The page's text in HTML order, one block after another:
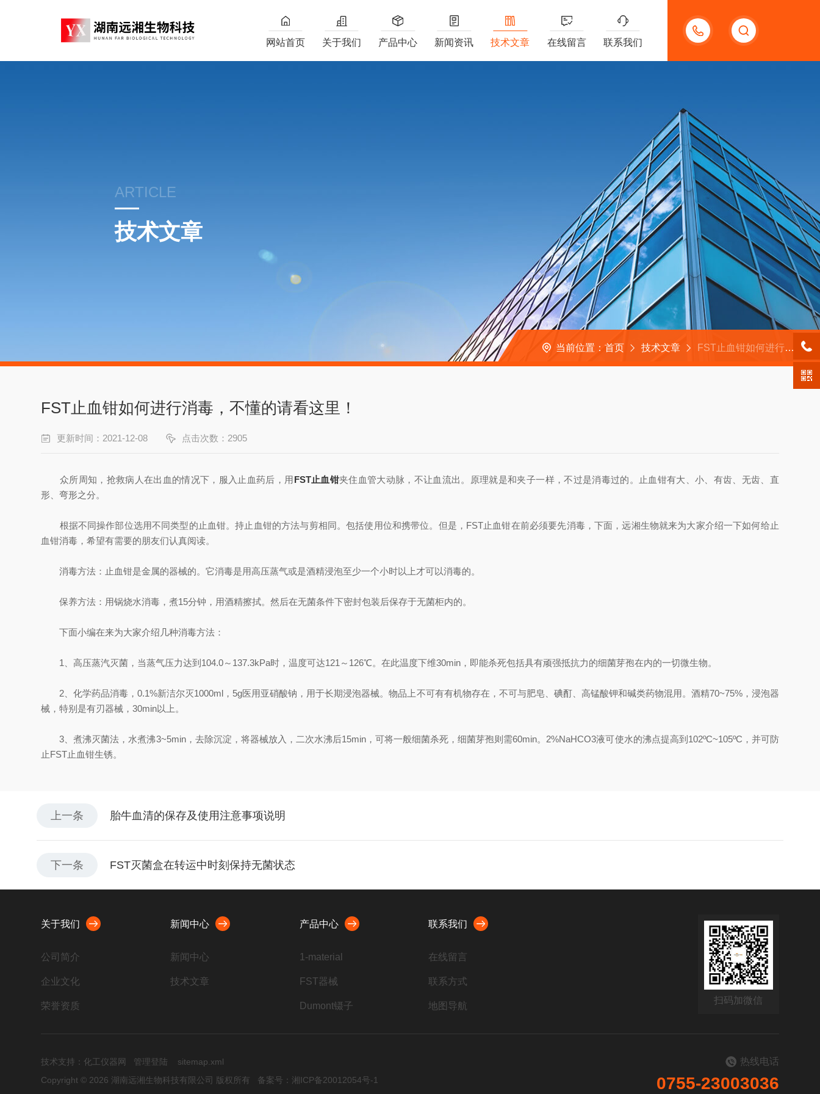
18123966210
网站首页 关于我们 产品中心 新闻资讯 技术文章 在线留言 联系我们
ARTICLE
技术文章
当前位置： 首页 技术文章 FST止血钳如何进行消毒，不懂的请看这里！
FST止血钳如何进行消毒，不懂的请看这里！
更新时间：2021-12-08 点击次数：2905
众所周知，抢救病人在出血的情况下，服入止血药后，用 FST止血钳夹住血管大动脉，不让血流出。原理就是和夹子一样，不过是消毒过的。止血钳有大、小、有齿、无齿、直
形、弯形之分。
根据不同操作部位选用不同类型的止血钳。持止血钳的方法与剪相同。包括使用位和携带位。但是，FST止血钳在前必须要先消毒，下面，远湘生物就来为大家介绍一下如何给止
血钳消毒，希望有需要的朋友们认真阅读。
消毒方法：止血钳是金属的器械的。它消毒是用高压蒸气或是酒精浸泡至少一个小时以上才可以消毒的。
保养方法：用锅烧水消毒，煮15分钟，用酒精擦拭。然后在无菌条件下密封包装后保存于无菌柜内的。
下面小编在来为大家介绍几种消毒方法：
1、高压蒸汽灭菌，当蒸气压力达到104.0～137.3kPa时，温度可达121～126℃。在此温度下维30min，即能杀死包括具有顽强抵抗力的细菌芽孢在内的一切微生物。
2、化学药品消毒，0.1%新洁尔灭1000ml，5g医用亚硝酸钠，用于长期浸泡器械。物品上不可有有机物存在，不可与肥皂、碘酊、高锰酸钾和碱类药物混用。酒精70~75%，浸泡器
械，特别是有刃器械，30min以上。
3、煮沸灭菌法，水煮沸3~5min，去除沉淀，将器械放入，二次水沸后15min，可将一般细菌杀死，细菌芽孢则需60min。2%NaHCO3液可使水的沸点提高到102ºC~105ºC，并可防
止FST止血钳生锈。
上一条 胎牛血清的保存及使用注意事项说明
下一条 FST灭菌盒在转运中时刻保持无菌状态
关于我们
公司简介
企业文化
荣誉资质
新闻中心
新闻中心
技术文章
产品中心
1-material
FST器械
Dumont镊子
ROBOZ手术器械
联系我们
在线留言
联系方式
地图导航
扫码加微信
技术支持： 化工仪器网 管理登陆
sitemap.xml
Copyright © 2026 湖南远湘生物科技有限公司 版权所有 备案号：湘ICP备20012054号-1
热线电话
0755-23003036